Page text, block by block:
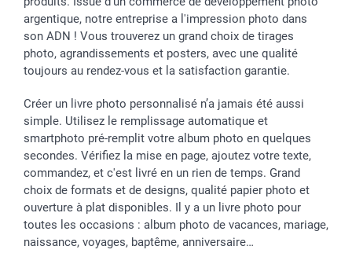
Rentrée des classes
Saint-Valentin
Vacances
Partenariats & Influence
Investisseurs
Grandes quantités
Statut de ma commande
argentique, notre entreprise a l'impression photo dans
son ADN ! Vous trouverez un grand choix de tirages
photo, agrandissements et posters, avec une qualité
toujours au rendez-vous et la satisfaction garantie.
Créer un livre photo personnalisé n’a jamais été aussi
simple. Utilisez le remplissage automatique et
smartphoto pré-remplit votre album photo en quelques
secondes. Vérifiez la mise en page, ajoutez votre texte,
commandez, et c'est livré en un rien de temps. Grand
choix de formats et de designs, qualité papier photo et
ouverture à plat disponibles. Il y a un livre photo pour
toutes les occasions : album photo de vacances, mariage,
naissance, voyages, baptême, anniversaire…